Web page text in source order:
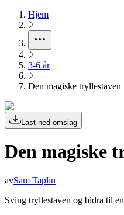
Hjem
3-6 år
Den magiske tryllestaven
Last ned omslag
Den magiske
avSam Taplin
Sving tryllestaven og bidra til